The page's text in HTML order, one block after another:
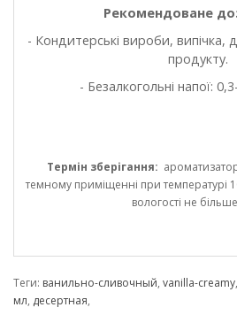
Рекомендоване
- Кондитерські вироби, випічка,
продукту.
- Безалкогольні напої:
Термін зберігання:
темному приміщенні при температурі
вологості не
Теги: ванильно-сливочный, vanilla-creamy,
мл, десертная,